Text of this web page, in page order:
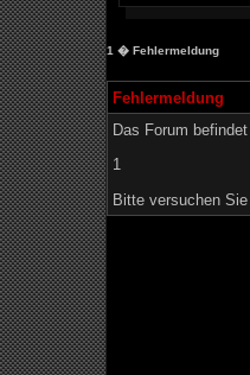
1 � Fehlermeldung
Fehlermeldung
Das Forum
1
Bitte versuchen